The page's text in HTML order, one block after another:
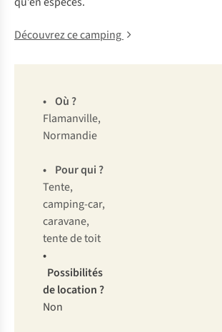
Découvrez ce camping
• Où ?
Flamanville,
Normandie
• Pour qui ?
Tente,
camping-car,
caravane,
tente de toit
•
Possibilités
de location ?
Non